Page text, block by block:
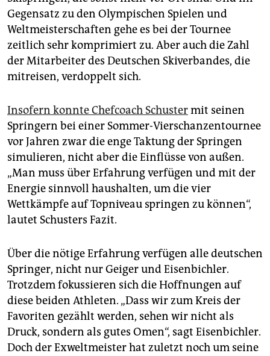
Gegensatz zu den Olympischen Spielen und
Weltmeisterschaften gehe es bei der Tournee
zeitlich sehr komprimiert zu. Aber auch die Zahl
der Mitarbeiter des Deutschen Skiverbandes, die
mitreisen, verdoppelt sich.
Insofern konnte Chefcoach Schustermit seinen
Springern bei einer Sommer-Vierschanzentournee
vor Jahren zwar die enge Taktung der Springen
simulieren, nicht aber die Einflüsse von außen.
„Man muss über Erfahrung verfügen und mit der
Energie sinnvoll haushalten, um die vier
Wettkämpfe auf Topniveau springen zu können“,
lautet Schusters Fazit.
Über die nötige Erfahrung verfügen alle deutschen
Springer, nicht nur Geiger und Eisenbichler.
Trotzdem fokussieren sich die Hoffnungen auf
diese beiden Athleten. „Dass wir zum Kreis der
Favoriten gezählt werden, sehen wir nicht als
Druck, sondern als gutes Omen“, sagt Eisenbichler.
Doch der Exweltmeister hat zuletzt noch um seine